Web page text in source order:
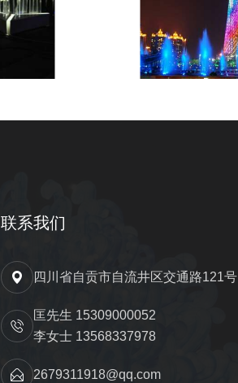
联系我们
四川省自贡市自流井区交通路121号
匡先生 15309000052
李女士 13568337978
2679311918@qq.com